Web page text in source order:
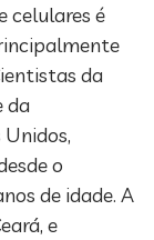
celulares é
da
da
o
de idade. A
e